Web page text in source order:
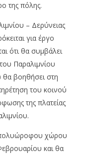
της πόλης.
– Δερύνειας
για έργο
ότι θα συμβάλει
Παραλιμνίου
βοηθήσει στη
του κοινού
της πλατείας
πολυώροφου χώρου
και θα